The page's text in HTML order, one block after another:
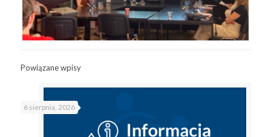
Powiązane wpisy
6 sierpnia, 2026